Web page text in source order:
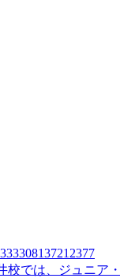
校では、ジュニア